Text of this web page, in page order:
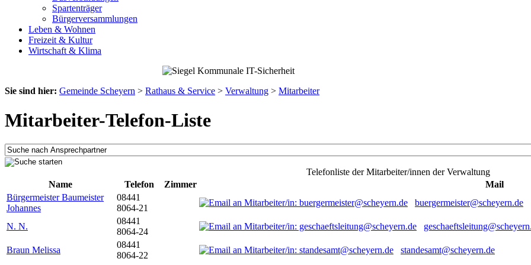
Spartenträger
Bürgerversammlungen
Leben & Wohnen
Freizeit & Kultur
Wirtschaft & Klima
Sie sind hier: Gemeinde Scheyern > Rathaus & Service > Verwaltung > Mitarbeiter
Mitarbeiter-Telefon-Liste
Telefonliste der Mitarbeiter/innen der Verwaltung
Name
Telefon Zimmer
Mail
Bürgermeister Baumeister
Johannes
08441
8064-21
buergermeister@scheyern.de
N. N.
08441
8064-24
Braun Melissa
08441
8064-22
standesamt@scheyern.de